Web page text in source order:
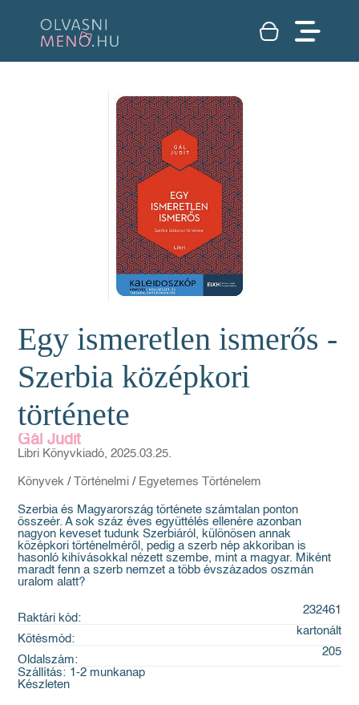
Egy ismeretlen ismerős -
Szerbia középkori
története
Gál Judit
Libri Könyvkiadó, 2025.03.25.
Könyvek / Történelmi / Egyetemes Történelem
Szerbia és Magyarország története számtalan ponton
összeér. A sok száz éves együttélés ellenére azonban
nagyon keveset tudunk Szerbiáról, különösen annak
középkori történelméről, pedig a szerb nép akkoriban is
hasonló kihívásokkal nézett szembe, mint a magyar. Miként
maradt fenn a szerb nemzet a több évszázados oszmán
uralom alatt?
Raktári kód:
232461
Kötésmód:
kartonált
Oldalszám:
205
Szállítás: 1-2 munkanap
Készleten